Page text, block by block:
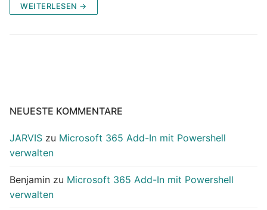
WEITERLESEN →
NEUESTE KOMMENTARE
JARVIS zu Microsoft 365 Add-In mit Powershell
verwalten
Benjamin zu Microsoft 365 Add-In mit Powershell
verwalten